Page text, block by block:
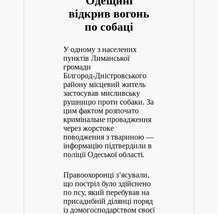
відкрив вогонь
по собаці
У одному з населених
пунктів Лиманської
громади
Білгород‑Дністровського
району місцевий житель
застосував мисливську
рушницю проти собаки. За
цим фактом розпочато
кримінальне провадження
через жорстоке
поводження з твариною —
інформацію підтвердили в
поліції Одеської області.
Правоохоронці з’ясували,
що постріл було здійснено
по псу, який перебував на
присадибній ділянці поряд
із домогосподарством своєї